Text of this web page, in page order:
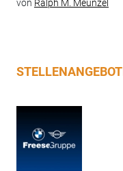
von Ralph M. Meunzel